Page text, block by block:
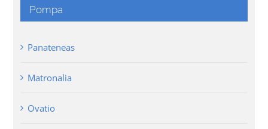
Pompa
Panateneas
Matronalia
Ovatio